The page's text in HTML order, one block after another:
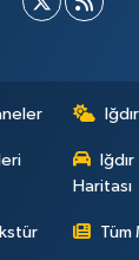
Haritası
Tüm